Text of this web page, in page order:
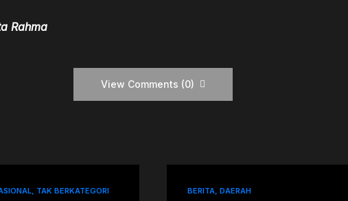
Rahma
View Comments (0)
TAK BERKATEGORI BERITA DAERAH